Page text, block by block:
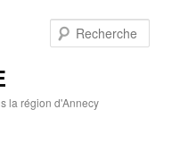
la région d'Annecy